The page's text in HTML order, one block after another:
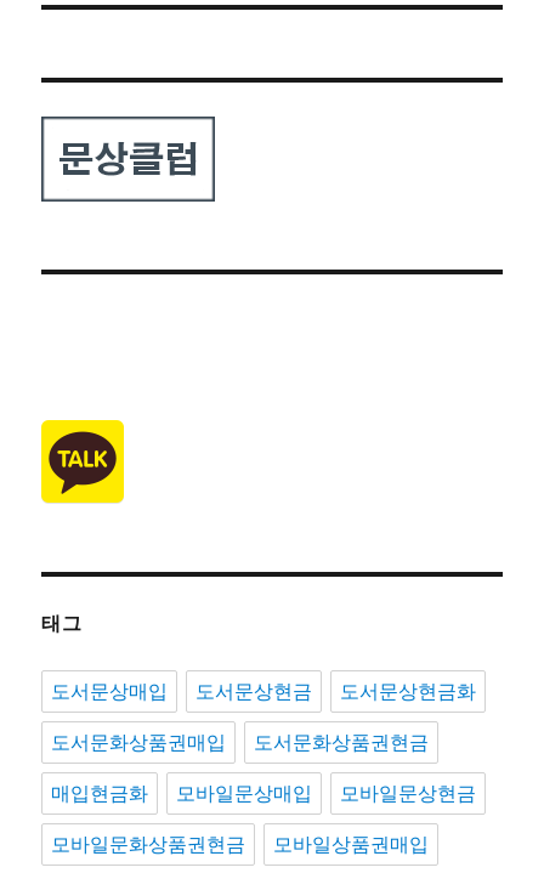
태그
도서문상매입 도서문상현금 도서문상현금화
도서문화상품권매입 도서문화상품권현금
매입현금화 모바일문상매입 모바일문상현금
모바일문화상품권현금 모바일상품권매입